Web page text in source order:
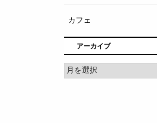
カフェ
アーカイブ
ア
ー